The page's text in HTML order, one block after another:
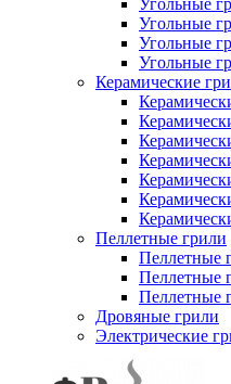
Угольные
Угольные
Угольные
Керамические
Пеллетные грили
Пеллетные
Пеллетные
Пеллетные
Дровяные грили
Электрические